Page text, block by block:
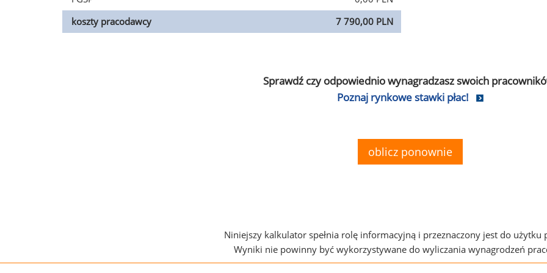
koszty pracodawcy
7 790,00 PLN
Sprawdź czy odpowiednio wynagradzasz swoich
Poznaj rynkowe stawki płac!
oblicz ponownie
Niniejszy kalkulator spełnia rolę informacyjną i przeznaczony jest do użytku
Wyniki nie powinny być wykorzystywane do wyliczania wynagrodzeń